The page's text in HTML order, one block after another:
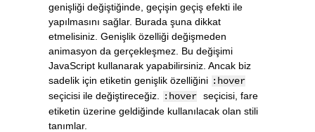
genişliği değiştiğinde, geçişin geçiş efekti ile
yapılmasını sağlar. Burada şuna dikkat
etmelisiniz. Genişlik özelliği değişmeden
animasyon da gerçekleşmez. Bu değişimi
JavaScript kullanarak yapabilirsiniz. Ancak biz
sadelik için etiketin genişlik özelliğini :hover
seçicisi ile değiştireceğiz.
:hover seçicisi, fare
etiketin üzerine geldiğinde kullanılacak olan stili
tanımlar.